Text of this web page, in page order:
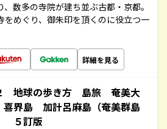
数多の寺院が建ち並ぶ古都・京都。
をめぐり、御朱印を頂くのに役立つ一
詳細を見る
地球の歩き方 島旅 奄美大
界島 加計呂麻島（奄美群島
５訂版